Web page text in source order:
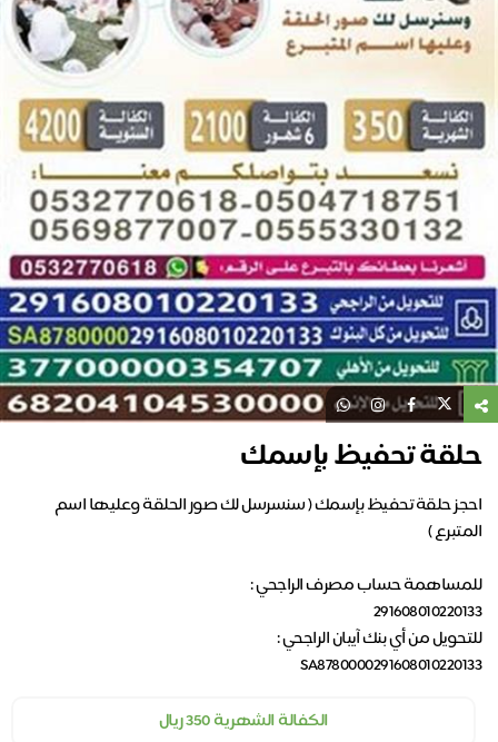
حلقة تحفيظ بإسمك
احجز حلقة تحفيظ بإسمك ( سنسرسل لك صور الحلقة وعليها اسم
SA8780000291608010220133
الكفالة الشهرية 350 ريال